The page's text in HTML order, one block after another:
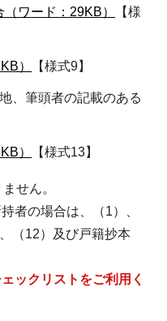
ワード：29KB）
【様
） 【様式9】
、筆頭者の記載のある
） 【様式13】
せん。
者の場合は、（1）、
（12）及び戸籍抄本
ックリストをご利用く